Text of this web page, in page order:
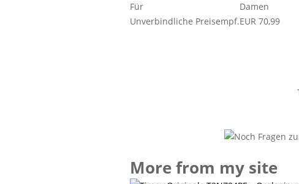
Für
Damen
Unverbindliche Preisempf.EUR 70,99
More from my site